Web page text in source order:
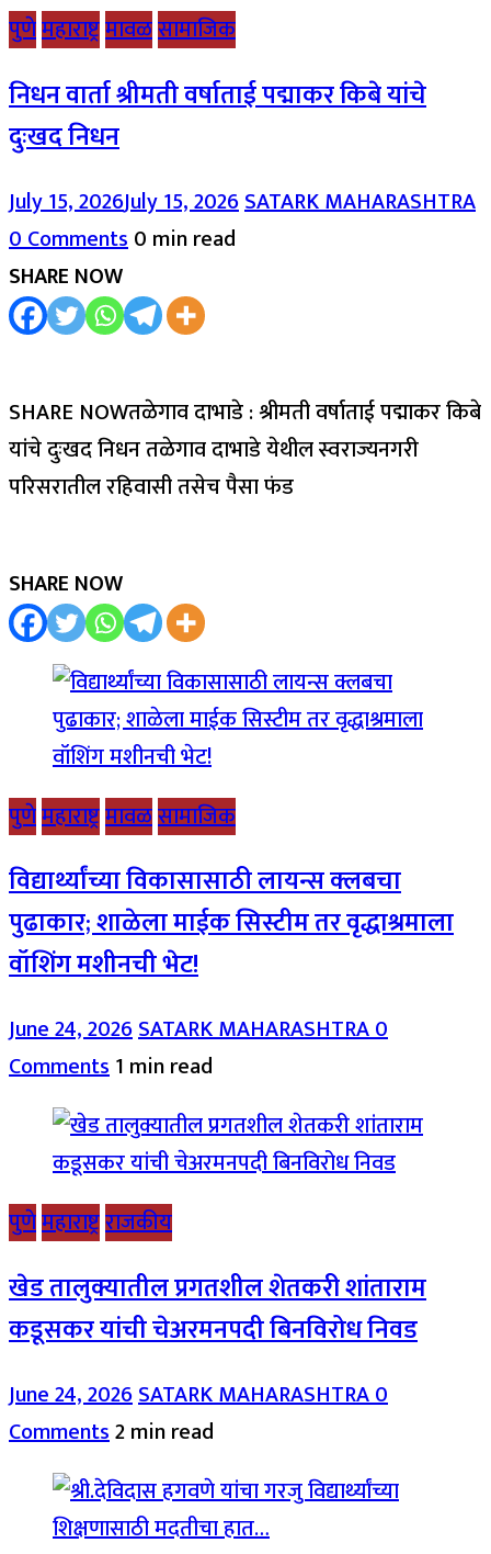
पुणेमहाराष्ट्रमावळसामाजिक
निधन वार्ता श्रीमती वर्षाताई पद्माकर किबे यांचे
दुःखद निधन
July 15, 2026July 15, 2026SATARK MAHARASHTRA
0 Comments0 min read
SHARE NOW
SHARE NOWतळेगाव दाभाडे : श्रीमती वर्षाताई पद्माकर किबे
यांचे दुःखद निधन तळेगाव दाभाडे येथील स्वराज्यनगरी
परिसरातील रहिवासी तसेच पैसा फंड
SHARE NOW
पुणेमहाराष्ट्रमावळसामाजिक
विद्यार्थ्यांच्या विकासासाठी लायन्स क्लबचा
पुढाकार; शाळेला माईक सिस्टीम तर वृद्धाश्रमाला
वॉशिंग मशीनची भेट!
June 24, 2026SATARK MAHARASHTRA0
Comments1 min read
पुणेमहाराष्ट्रराजकीय
खेड तालुक्यातील प्रगतशील शेतकरी शांताराम
कडूसकर यांची चेअरमनपदी बिनविरोध निवड
June 24, 2026SATARK MAHARASHTRA0
Comments2 min read